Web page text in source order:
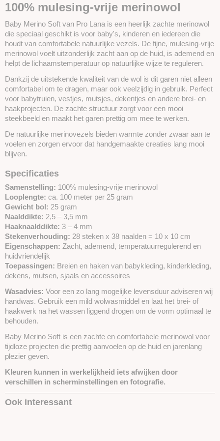
100% mulesing-vrije merinowol
Baby Merino Soft van Pro Lana is een heerlijk zachte merinowol
die speciaal geschikt is voor baby's, kinderen en iedereen die
houdt van comfortabele natuurlijke vezels. De fijne, mulesing-vrije
merinowol voelt uitzonderlijk zacht aan op de huid, is ademend en
helpt de lichaamstemperatuur op natuurlijke wijze te reguleren.
Dankzij de uitstekende kwaliteit van de wol is dit garen niet alleen
comfortabel om te dragen, maar ook veelzijdig in gebruik. Perfect
voor babytruien, vestjes, mutsjes, dekentjes en andere brei- en
haakprojecten. De zachte structuur zorgt voor een mooi
steekbeeld en maakt het garen prettig om mee te werken.
De natuurlijke merinovezels bieden warmte zonder zwaar aan te
voelen en zorgen ervoor dat handgemaakte creaties lang mooi
blijven.
Specificaties
Samenstelling: 100% mulesing-vrije merinowol
Looplengte: ca. 100 meter per 25 gram
Gewicht bol: 25 gram
Naalddikte: 2,5 – 3,5 mm
Haaknaalddikte: 3 – 4 mm
Stekenverhouding: 28 steken x 38 naalden = 10 x 10 cm
Eigenschappen: Zacht, ademend, temperatuurregulerend en
huidvriendelijk
Toepassingen: Breien en haken van babykleding, kinderkleding,
dekens, mutsen, sjaals en accessoires
Wasadvies: Voor een zo lang mogelijke levensduur adviseren wij
handwas. Gebruik een mild wolwasmiddel en laat het brei- of
haakwerk na het wassen liggend drogen om de vorm optimaal te
behouden.
Baby Merino Soft is een zachte en comfortabele merinowol voor
tijdloze projecten die prettig aanvoelen op de huid en jarenlang
plezier geven.
Kleuren kunnen in werkelijkheid iets afwijken door
verschillen in scherminstellingen en fotografie.
Ook interessant